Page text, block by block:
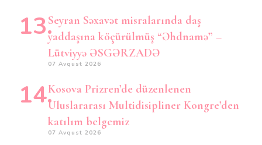
Seyran Səxavət misralarında daş
yaddaşına köçürülmüş “Əhdnamə” –
Lütviyyə ƏSGƏRZADƏ
07 Avqust 2026
Kosova Prizren’de düzenlenen
Uluslararası Multidisipliner Kongre’den
katılım belgemiz
07 Avqust 2026